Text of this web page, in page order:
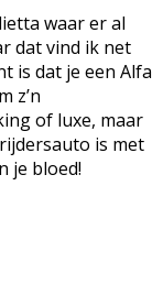
waar er al
dat vind ik net
is dat je een Alfa
z’n
of luxe, maar
is met
je bloed!